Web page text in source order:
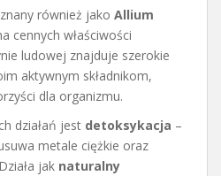
również jako Allium
cennych właściwości
ludowej znajduje szerokie
aktywnym składnikom,
dla organizmu.
działań jest detoksykacja –
metale ciężkie oraz
jak naturalny